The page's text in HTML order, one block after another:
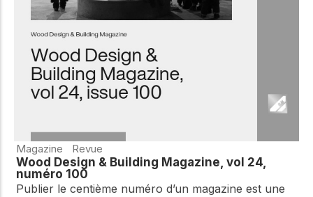
Magazine Revue
Wood Design & Building Magazine, vol 24,
numéro 100
Publier le centième numéro d’un magazine est une